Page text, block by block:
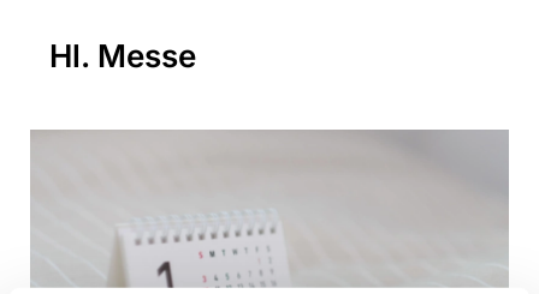
Hl. Messe